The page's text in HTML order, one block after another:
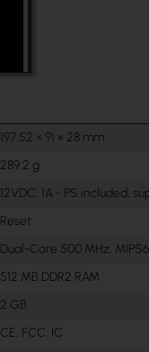
197.52 × 91 × 28 mm
289,2 g
12VDC, 1A - PS included,
Reset
Dual-Core 500 MHz,
512 MB DDR2 RAM
2 GB
CE, FCC, IC